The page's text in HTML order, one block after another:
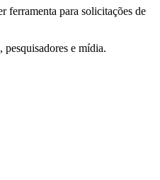
ferramenta para solicitações de
e mídia.